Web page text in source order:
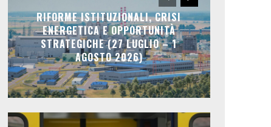
RIFORME ISTITUZIONALI, CRISI
ENERGETICA E OPPORTUNITÀ
STRATEGICHE (27 LUGLIO – 1
AGOSTO 2026)